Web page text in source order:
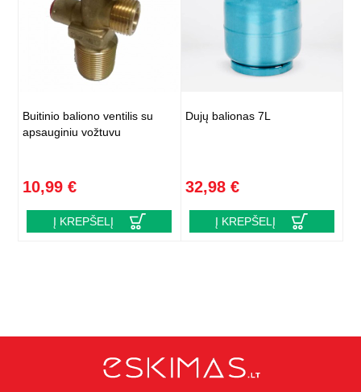
Buitinio baliono ventilis su
apsauginiu vožtuvu
10,99 €
Į KREPŠELĮ
Dujų balionas 7L
32,98 €
Į KREPŠELĮ